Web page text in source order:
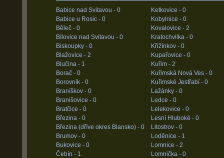
Babice nad Svitavou - 0
Babice u Rosic - 0
Běleč - 0
Bílovice nad Svitavou - 0
Biskoupky - 0
Blažovice - 2
Blučina - 1
Borač - 0
Borovník - 0
Braníškov - 0
Branišovice - 0
Bratčice - 0
Březina - 0
Březina (dříve okres Blansko) - 0
Brumov - 0
Bukovice - 0
Čebín - 1
Ketkovice - 0
Kobylnice - 0
Kovalovice - 2
Kratochvilka - 0
Křižínkov - 0
Kupařovice - 0
Kuřim - 2
Kuřimská Nová Ves - 0
Kuřimské Jestřabí - 0
Lažánky - 0
Ledce - 0
Lelekovice - 0
Lesní Hluboké - 0
Litostrov - 0
Loděnice - 1
Lomnice - 2
Lomnička - 0